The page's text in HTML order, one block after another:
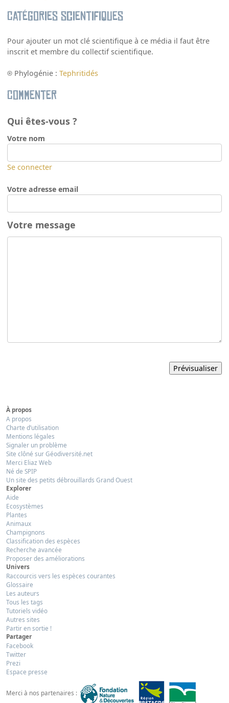
Catégories scientifiques
Pour ajouter un mot clé scientifique à ce média il faut être
inscrit et membre du collectif scientifique.
Phylogénie :Tephritidés
Commenter
Qui êtes-vous ?
Votre nom
Se connecter
Votre adresse email
Votre message
À propos
A propos
Charte d’utilisation
Mentions légales
Signaler un problème
Site clôné sur Géodiversité.net
Merci Eliaz Web
Né de SPIP
Un site des petits débrouillards Grand Ouest
Explorer
Aide
Ecosystèmes
Plantes
Animaux
Champignons
Classification des espèces
Recherche avancée
Proposer des améliorations
Univers
Raccourcis vers les espèces courantes
Glossaire
Les auteurs
Tous les tags
Tutoriels vidéo
Autres sites
Partir en sortie !
Partager
Facebook
Twitter
Prezi
Espace presse
Merci à nos partenaires :